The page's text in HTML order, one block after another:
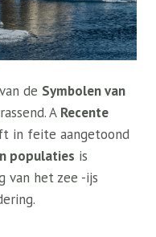
de Symbolen van
A Recente
in feite aangetoond
populaties is
van het zee -ijs